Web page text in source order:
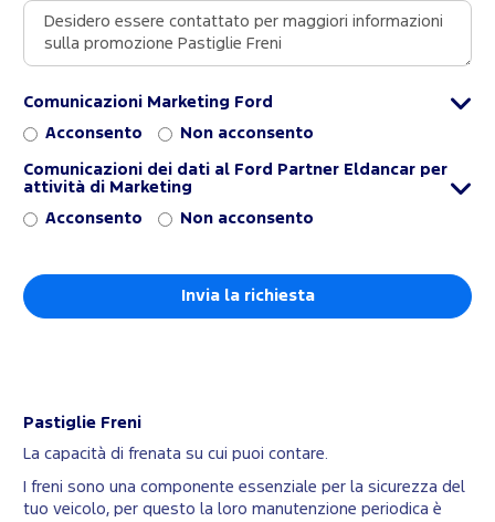
Comunicazioni Marketing Ford
Acconsento Non acconsento
Comunicazioni dei dati al Ford Partner Eldancar per
attività di Marketing
Acconsento Non acconsento
Pastiglie Freni
La capacità di frenata su cui puoi contare.
I freni sono una componente essenziale per la sicurezza del
tuo veicolo, per questo la loro manutenzione periodica è